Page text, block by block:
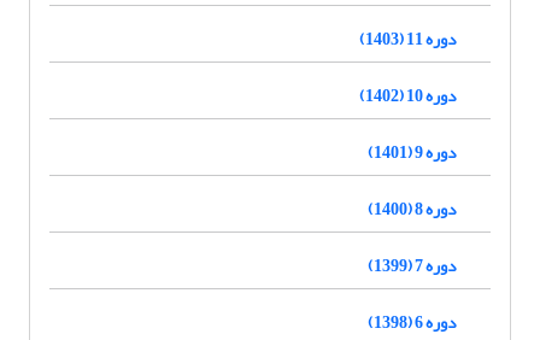
دوره 11 (1403)
دوره 10 (1402)
دوره 9 (1401)
دوره 8 (1400)
دوره 7 (1399)
دوره 6 (1398)